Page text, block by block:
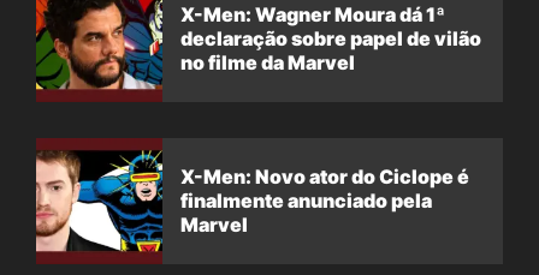
X-Men: Wagner Moura dá 1ª
declaração sobre papel de vilão
no filme da Marvel
X-Men: Novo ator do Ciclope é
finalmente anunciado pela
Marvel